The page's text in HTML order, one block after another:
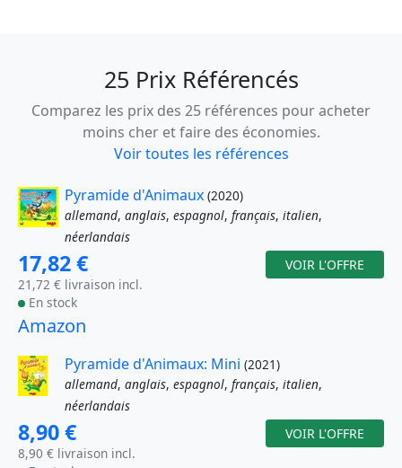
25 Prix Référencés
Comparez les prix des 25 références pour acheter
moins cher et faire des économies.
Voir toutes les références
Pyramide d'Animaux (2020)
allemand, anglais, espagnol, français, italien,
néerlandais
17,82 €
21,72 € livraison incl.
En stock
VOIR L'OFFRE
Amazon
Pyramide d'Animaux: Mini (2021)
allemand, anglais, espagnol, français, italien,
néerlandais
8,90 €
8,90 € livraison incl.
VOIR L'OFFRE